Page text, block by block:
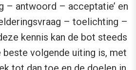
– antwoord – acceptatie’ en
– toelichting –
kennis kan de bot steeds
beste volgende uiting is, met